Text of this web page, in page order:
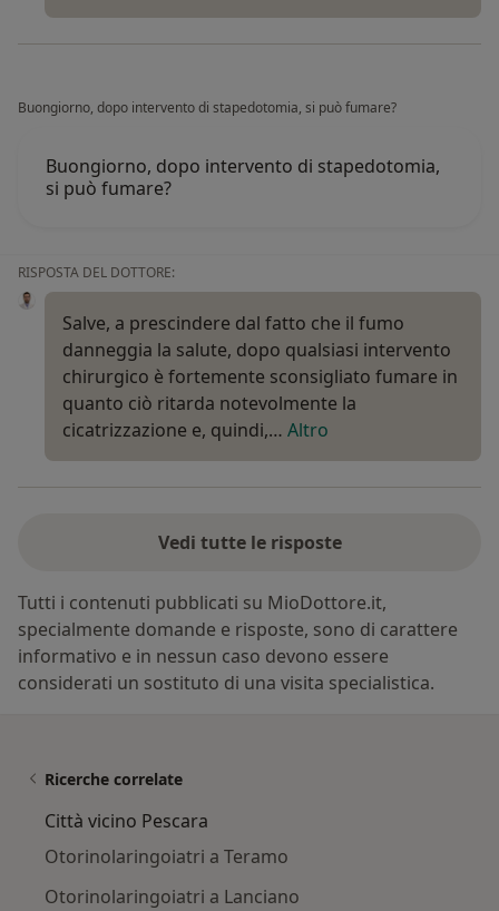
Buongiorno, dopo intervento di stapedotomia, si può fumare?
Buongiorno, dopo intervento di stapedotomia,
si può fumare?
RISPOSTA DEL DOTTORE:
Salve, a prescindere dal fatto che il fumo
danneggia la salute, dopo qualsiasi intervento
chirurgico è fortemente sconsigliato fumare in
quanto ciò ritarda notevolmente la
cicatrizzazione e, quindi,… Altro
Vedi tutte le risposte
Tutti i contenuti pubblicati su MioDottore.it,
specialmente domande e risposte, sono di carattere
informativo e in nessun caso devono essere
considerati un sostituto di una visita specialistica.
Ricerche correlate
Città vicino Pescara
Otorinolaringoiatri a Teramo
Otorinolaringoiatri a Lanciano